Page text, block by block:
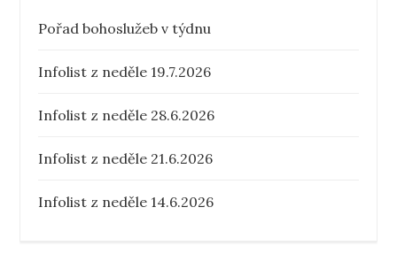
Pořad bohoslužeb v týdnu
Infolist z neděle 19.7.2026
Infolist z neděle 28.6.2026
Infolist z neděle 21.6.2026
Infolist z neděle 14.6.2026